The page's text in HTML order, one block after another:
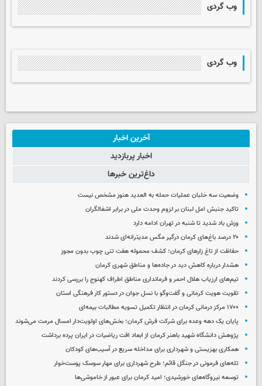
وب گردی
وب گردی
آخرین اخبار
اخبار پربازدید
داغ‌ترین خبرها
وضعیت سه خلبان عملیات حمله به العدید هنوز مشخص نیست
تاکید جنبش امل لبنان بر لزوم وحدت ملی در برابر اشغالگران
وزش باد شدید تا شنبه در تهران ادامه دارد
۲۰ درصد باغ‌های کرمان درگیر مگس مدیترانه‌ای شدند
حفاظت از تاغ زارهای کرمان؛ کشف محموله هفت تنی چوب بدون مجوز
هشدار درباره کاهش دید در جاده‌ها و مناطق شهری کرمان
تیم‌های ارزیاب هلال احمر و فرمانداری مناطق اطراف کهنوج را بررسی کردند
تقویت هویت کرمانی و گفت‌وگو با نسل جوان در دستور کار فرهنگی استان
۱۷۰۰ مرکز درمانی کرمان در انتظار تکمیل تسویه مطالبات بیمه‌ای
پایان یک دهه وعده برای شرکت فرش کرمان؛ بخش‌های اولویت‌دار امسال مرمت می‌شوند
پژوهش دانشگاه شهید باهنر کرمان از ابعاد افت ریاضیات در ایران پرده برداشت
همکاری بهزیستی و شهرداری برای مداخله سریع در آسیب‌های کودکان
تله‌های فرمونی در جنگل قائم؛ طرح شهرداری برای مهار سوسک پوست‌خوار
توسعه نیروگاه‌های خورشیدی؛ امید کرمان برای عبور از خاموشی‌ها